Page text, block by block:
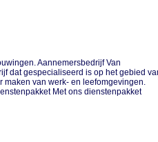
Aannemersbedrijf Van
dat gespecialiseerd is op het gebied
maken van werk- en leefomgevingen.
Met ons dienstenpakket